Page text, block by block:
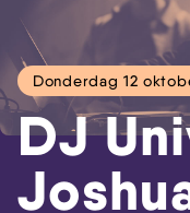
Donderdag 12
DJ